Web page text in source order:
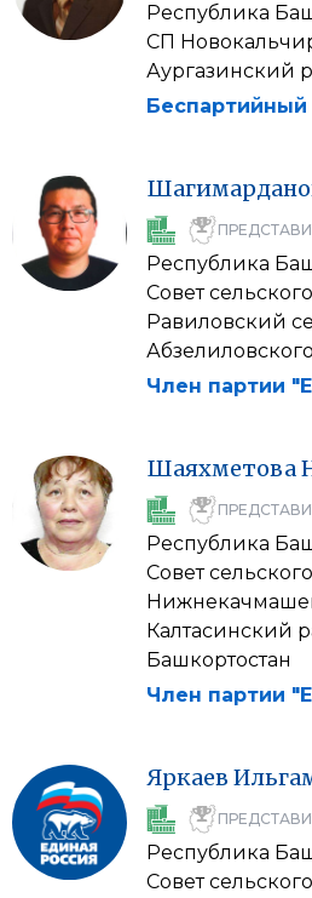
Республика
СП
Аургазинский
Беспартийный
Республика
Совет
Равиловский
Член партии
Шаяхметова
Республика
Совет
Калтасинский
Башкортостан
Член партии
Яркаев
Республика
Совет